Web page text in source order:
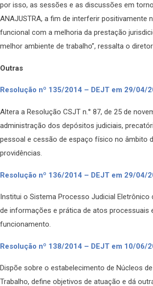
por isso, as sessões e as discussões em
ANAJUSTRA, a fim de interferir
funcional com a melhoria da prestação
melhor ambiente de trabalho”, ressalta o
Outras
Resolução nº 135/2014 – DEJT em 29/04/
Altera a Resolução CSJT n.° 87, de 25 de
administração dos depósitos judiciais,
pessoal e cessão de espaço físico no âmbito
providências.
Resolução nº 136/2014 – DEJT em 29/04/
Institui o Sistema Processo Judicial
de informações e prática de atos processuais
funcionamento.
Resolução nº 138/2014 – DEJT em 10/06/
Dispõe sobre o estabelecimento de Núcleos
Trabalho, define objetivos de atuação e dá